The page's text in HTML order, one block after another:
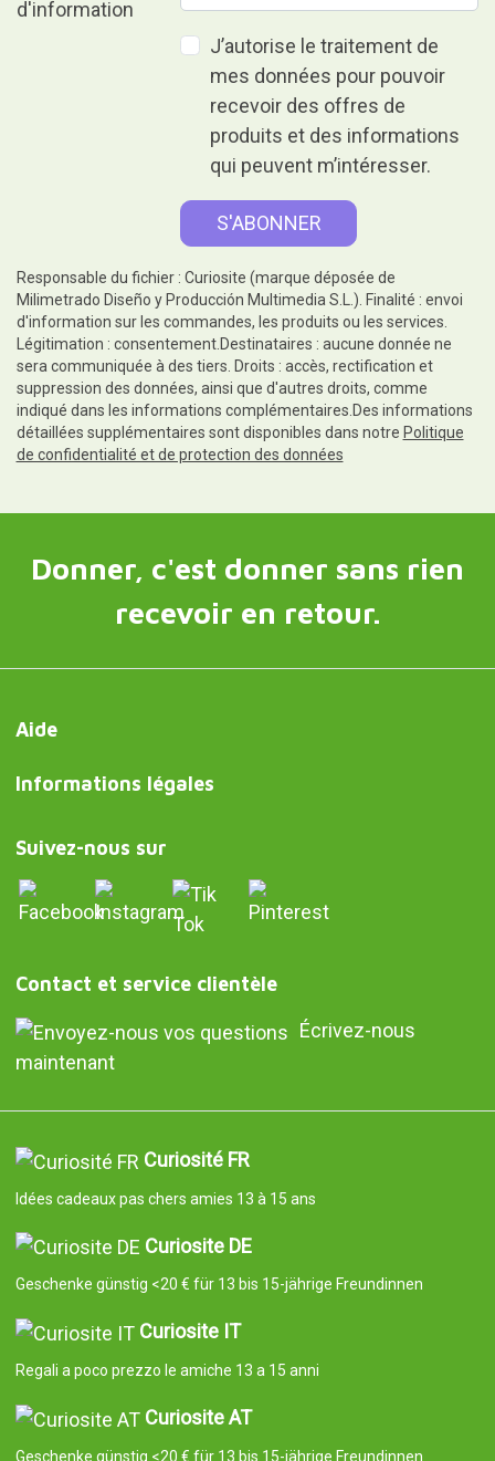
J’autorise le traitement de
mes données pour pouvoir
recevoir des offres de
produits et des informations
qui peuvent m’intéresser.
Responsable du fichier : Curiosite (marque déposée de
Milimetrado Diseño y Producción Multimedia S.L.). Finalité : envoi
d'information sur les commandes, les produits ou les services.
Légitimation : consentement.Destinataires : aucune donnée ne
sera communiquée à des tiers. Droits : accès, rectification et
suppression des données, ainsi que d'autres droits, comme
indiqué dans les informations complémentaires.Des informations
détaillées supplémentaires sont disponibles dans notre Politique
de confidentialité et de protection des données
Donner, c'est donner sans rien
recevoir en retour.
Aide
Informations légales
Suivez-nous sur
Contact et service clientèle
Écrivez-nous
maintenant
Curiosité FR
Idées cadeaux pas chers amies 13 à 15 ans
Curiosite DE
Geschenke günstig <20 € für 13 bis 15-jährige Freundinnen
Curiosite IT
Regali a poco prezzo le amiche 13 a 15 anni
Curiosite AT
Geschenke günstig <20 € für 13 bis 15-jährige Freundinnen